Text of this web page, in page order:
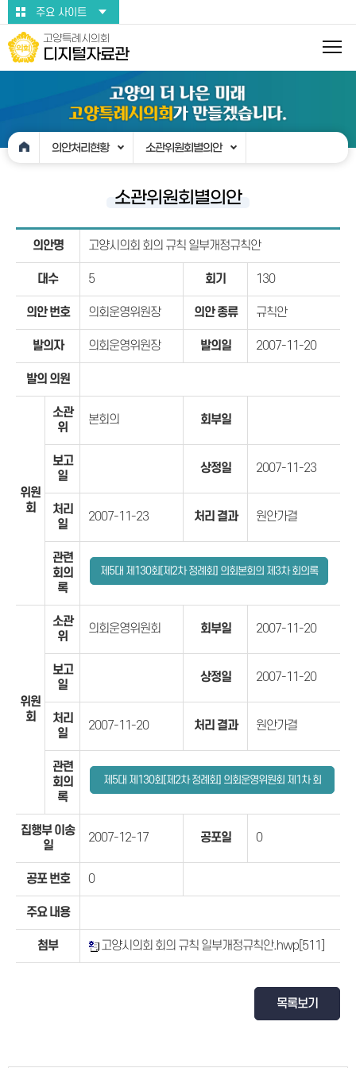
본문바로가기주요 사이트
고양특례시의회
디지털자료관
의안처리현황 소관위원회별의안
소관위원회별의안
의안명 고양시의회 회의 규칙 일부개정규칙안
대수 5 회기 130
의안 번호 의회운영위원장 의안 종류 규칙안
발의자 의회운영위원장 발의일 2007-11-20
발의 의원
위원
회
소관
위
본회의 회부일
보고
일
상정일 2007-11-23
처리
일
2007-11-23 처리 결과 원안가결
관련
회의
록
제5대 제130회[제2차 정례회] 의회본회의 제3차 회의록
위원
회
소관
위
의회운영위원회 회부일 2007-11-20
보고
일
상정일 2007-11-20
처리
일
2007-11-20 처리 결과 원안가결
관련
회의
록
제5대 제130회[제2차 정례회] 의회운영위원회 제1차 회
집행부 이송
일
2007-12-17 공포일 0
공포 번호 0
주요 내용
첨부 고양시의회 회의 규칙 일부개정규칙안.hwp [511]
목록보기